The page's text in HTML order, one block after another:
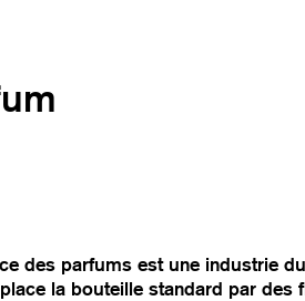
des parfums est une industrie
la bouteille standard par des